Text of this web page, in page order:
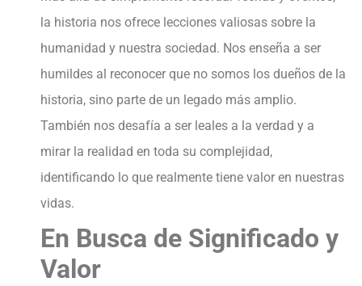
la historia nos ofrece lecciones valiosas sobre la
humanidad y nuestra sociedad. Nos enseña a ser
humildes al reconocer que no somos los dueños de la
historia, sino parte de un legado más amplio.
También nos desafía a ser leales a la verdad y a
mirar la realidad en toda su complejidad,
identificando lo que realmente tiene valor en nuestras
vidas.
En Busca de Significado y
Valor